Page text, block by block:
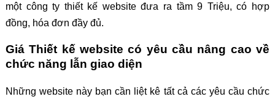
một công ty thiết kế website đưa ra tầm 9 Triệu, có hợp
đồng, hóa đơn đầy đủ.
Giá Thiết kế website có yêu cầu nâng cao về
chức năng lẫn giao diện
Những website này bạn cần liệt kê tất cả các yêu cầu chức